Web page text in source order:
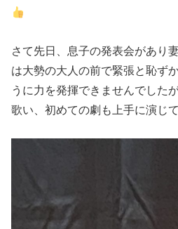
さて先日、息子の発表会があり
は大勢の大人の前で緊張と恥ず
うに力を発揮できませんでした
歌い、初めての劇も上手に演じ